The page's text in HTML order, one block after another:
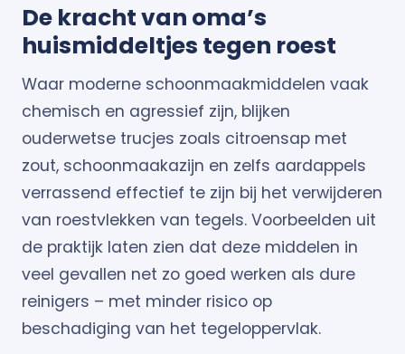
De kracht van oma’s
huismiddeltjes tegen roest
Waar moderne schoonmaakmiddelen vaak
chemisch en agressief zijn, blijken
ouderwetse trucjes zoals citroensap met
zout, schoonmaakazijn en zelfs aardappels
verrassend effectief te zijn bij het verwijderen
van roestvlekken van tegels. Voorbeelden uit
de praktijk laten zien dat deze middelen in
veel gevallen net zo goed werken als dure
reinigers – met minder risico op
beschadiging van het tegeloppervlak.